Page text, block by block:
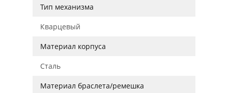
Тип механизма
Кварцевый
Материал корпуса
Сталь
Материал браслета/ремешка